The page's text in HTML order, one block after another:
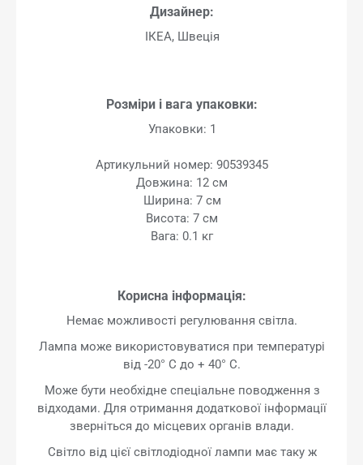
Дизайнер:
ІКЕА, Швеція
Розміри і вага упаковки:
Упаковки: 1
Артикульний номер: 90539345
Довжина: 12 см
Ширина: 7 см
Висота: 7 см
Вага: 0.1 кг
Корисна інформація:
Немає можливості регулювання світла.
Лампа може використовуватися при температурі
від -20° C до + 40° C.
Може бути необхідне спеціальне поводження з
відходами. Для отримання додаткової інформації
зверніться до місцевих органів влади.
Світло від цієї світлодіодної лампи має таку ж